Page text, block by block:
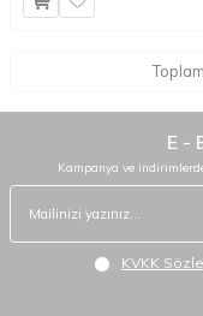
Toplam
E -
Kampanya ve
KVKK